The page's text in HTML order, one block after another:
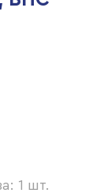
1 шт.